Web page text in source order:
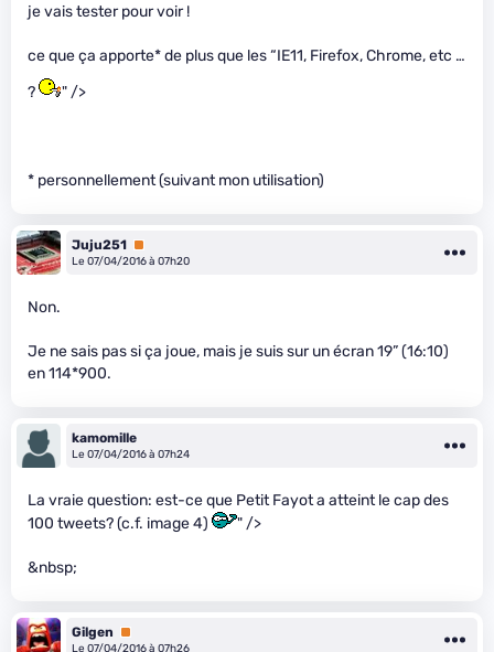
je vais tester pour voir !
ce que ça apporte* de plus que les “IE11, Firefox, Chrome, etc …
?
" />
* personnellement (suivant mon utilisation)
Juju251 Premium
Le 07/04/2016 à 07h20
Non.
Je ne sais pas si ça joue, mais je suis sur un écran 19” (16:10)
en 114*900.
kamomille
Le 07/04/2016 à 07h24
La vraie question: est-ce que Petit Fayot a atteint le cap des
100 tweets? (c.f. image 4)
" />
&nbsp;
Gilgen
Premium
Le 07/04/2016 à 07h26